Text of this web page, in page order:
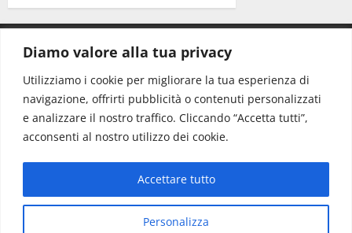
Diamo valore alla tua privacy
Utilizziamo i cookie per migliorare la tua esperienza di
navigazione, offrirti pubblicità o contenuti personalizzati
e analizzare il nostro traffico. Cliccando “Accetta tutti”,
acconsenti al nostro utilizzo dei cookie.
Personalizza
Accettare tutto
CONTATTI.
Redazione: redazione@www.martinasera.it
Direttore:direttore@www.martinasera.it
Info & Commerciale:info@www.martinasera.it
Home News Vivere la città EVENTI
Salute
Il Blog del Direttore